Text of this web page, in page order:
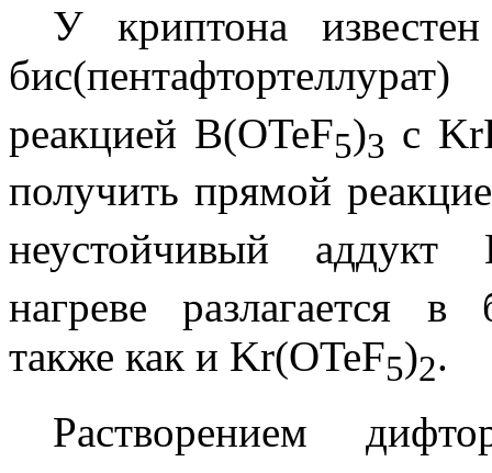
У криптона
реакцией B(OTeF5)3 с
получить прямой
неустойчивый аддукт
нагреве разлагается в
также как и Kr(OTeF5)2.
Растворением